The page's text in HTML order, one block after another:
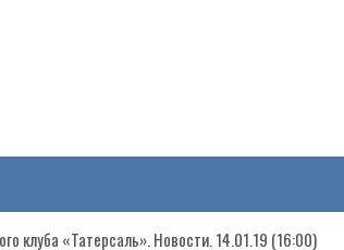
клуба «Татерсаль». Новости. 14.01.19 (16:00)